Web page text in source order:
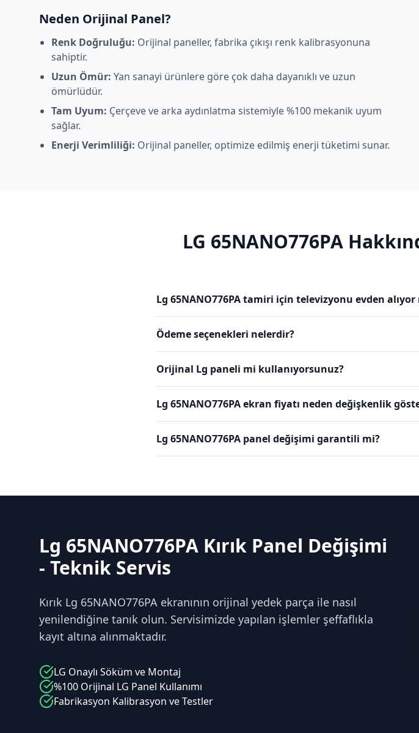
Neden Orijinal Panel?
Renk Doğruluğu: Orijinal paneller, fabrika çıkışı renk kalibrasyonuna
sahiptir.
Uzun Ömür: Yan sanayi ürünlere göre çok daha dayanıklı ve uzun
ömürlüdür.
Tam Uyum: Çerçeve ve arka aydınlatma sistemiyle %100 mekanik uyum
sağlar.
Enerji Verimliliği: Orijinal paneller, optimize edilmiş enerji tüketimi sunar.
LG 65NANO776PA
Lg 65NANO776PA tamiri için televizyonu evden
Ödeme seçenekleri nelerdir?
Orijinal Lg paneli mi kullanıyorsunuz?
Lg 65NANO776PA ekran fiyatı neden değişkenlik
Lg 65NANO776PA panel değişimi garantili mi?
Lg 65NANO776PA Kırık Panel Değişimi
- Teknik Servis
Kırık Lg 65NANO776PA ekranının orijinal yedek parça ile nasıl
yenilendiğine tanık olun. Servisimizde yapılan işlemler şeffaflıkla
kayıt altına alınmaktadır.
LG Onaylı Söküm ve Montaj
%100 Orijinal LG Panel Kullanımı
Fabrikasyon Kalibrasyon ve Testler